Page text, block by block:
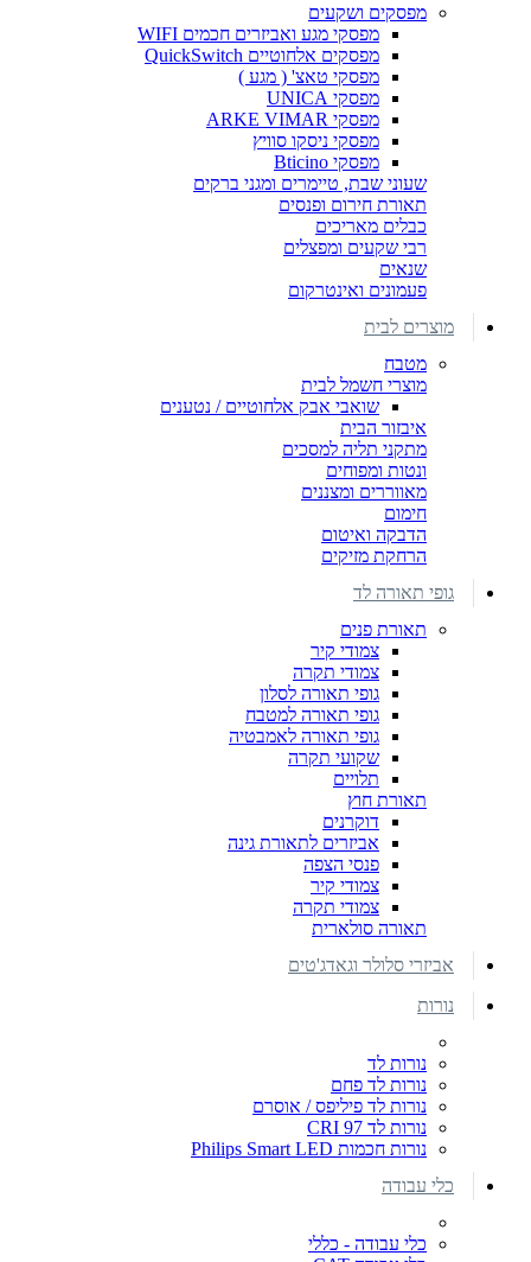
מפסקים ושקעים
מפסקי מגע ואביזרים חכמים WIFI
מפסקים אלחוטיים QuickSwitch
מפסקי טאצ' ( מגע )
מפסקי UNICA
מפסקי ARKE VIMAR
מפסקי ניסקו סוויץ
מפסקי Bticino
שעוני שבת, טיימרים ומגני ברקים
תאורת חירום ופנסים
כבלים מאריכים
רבי שקעים ומפצלים
שנאים
פעמונים ואינטרקום
מוצרים לבית
מטבח
מוצרי חשמל לבית
שואבי אבק אלחוטיים / נטענים
איבזור הבית
מתקני תליה למסכים
ונטות ומפוחים
מאווררים ומצננים
חימום
הדבקה ואיטום
הרחקת מזיקים
גופי תאורה לד
תאורת פנים
צמודי קיר
צמודי תקרה
גופי תאורה לסלון
גופי תאורה למטבח
גופי תאורה לאמבטיה
שקועי תקרה
תלויים
תאורת חוץ
דוקרנים
אביזרים לתאורת גינה
פנסי הצפה
צמודי קיר
צמודי תקרה
תאורה סולארית
אביזרי סלולר וגאדג'טים
נורות
נורות לד
נורות לד פחם
נורות לד פיליפס / אוסרם
נורות לד CRI 97
נורות חכמות Philips Smart LED
כלי עבודה
כלי עבודה - כללי